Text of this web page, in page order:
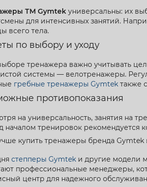
ТМ Gymtek универсальны: их
для интенсивных занятий.
всего тела.
по выбору и уходу
тренажера важно учитывать
системы — велотренажеры.
гребные тренажеры Gymtek также
противопоказания
на универсальность, занятия на
началом тренировок рекомендуется
купить тренажеры бренда Gymtek
степперы Gymtek и другие модели
профессиональные менеджеры,
центр для надежного